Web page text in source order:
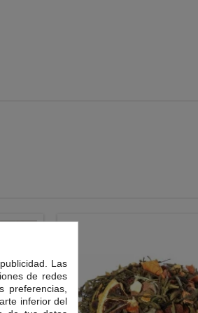
Las
de redes
preferencias,
inferior del